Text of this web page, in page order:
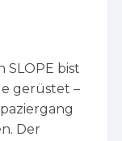
SLOPE bist
gerüstet –
Der